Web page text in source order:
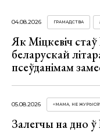
04.08.2026 ГРАМАДСТВА
Як Міцкевіч
беларускай
псеўданімам
05.08.2026 «МАМА, НЕ
Залегчы на дно